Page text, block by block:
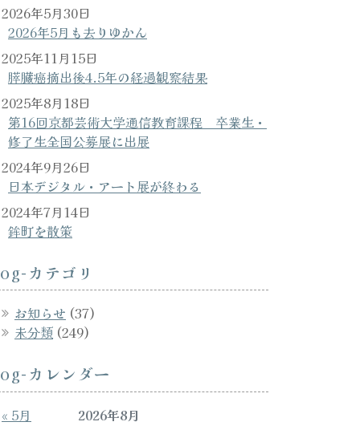
2026年5月も去りゆかん
2026年5月30日
膵臓癌摘出後4.5年の経過観察結果
2025年11月15日
第16回京都芸術大学通信教育課程 卒業生・
修了生全国公募展に出展
2025年8月18日
日本デジタル・アート展が終わる
2024年9月26日
鉾町を散策
2024年7月14日
カテゴリ
お知らせ (37)
未分類 (249)
カレンダー
2026年8月
« 5月